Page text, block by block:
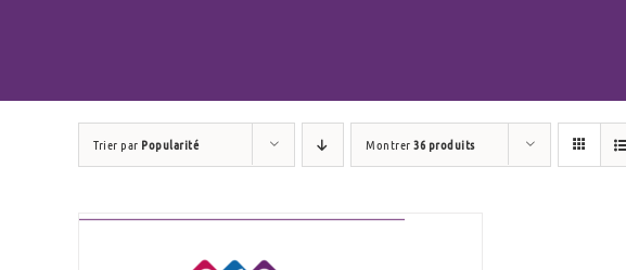
Trier par Popularité Montrer36 produits